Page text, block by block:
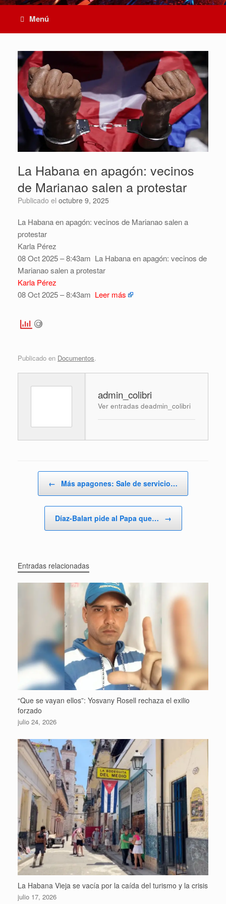
Menú
La Habana en apagón: vecinos
de Marianao salen a protestar
Publicado el octubre 9, 2025
La Habana en apagón: vecinos de Marianao salen a
protestar
Karla Pérez
08 Oct 2025 – 8:43am La Habana en apagón: vecinos de
Marianao salen a protestar
Karla Pérez
08 Oct 2025 – 8:43am Leer más
Publicado en Documentos.
admin_colibri
Ver entradas deadmin_colibri
← Más apagones: Sale de servicio…
Díaz-Balart pide al Papa que… →
Entradas relacionadas
“Que se vayan ellos”: Yosvany Rosell rechaza el exilio
forzado
julio 24, 2026
La Habana Vieja se vacía por la caída del turismo y la crisis
julio 17, 2026